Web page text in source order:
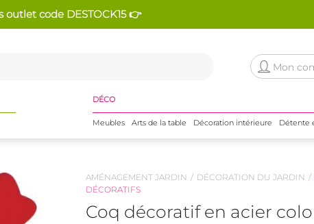
outlet code DESTOCK15 👉
Mon
DÉCO
Meubles Arts de la table Décoration intérieure Détente
AMÉNAGEMENT JARDIN DÉCORATION DU JARDIN
DÉCORATIFS
Coq décoratif en acier